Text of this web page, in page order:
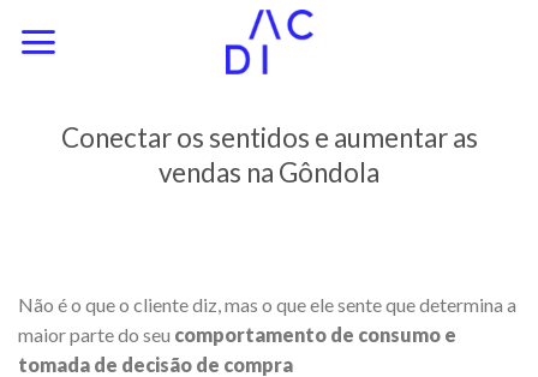
Conectar os sentidos e aumentar as
vendas na Gôndola
Não é o que o cliente diz, mas o que ele sente que determina a
maior parte do seu comportamento de consumo e
tomada de decisão de compra